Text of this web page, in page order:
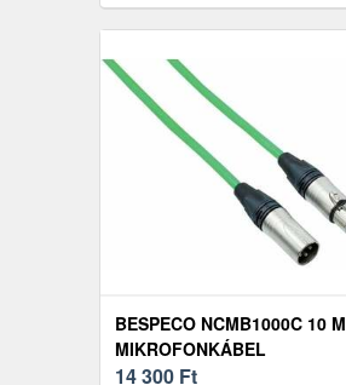
BESPECO NCMB1000C 10 M
MIKROFONKÁBEL
14 300 Ft